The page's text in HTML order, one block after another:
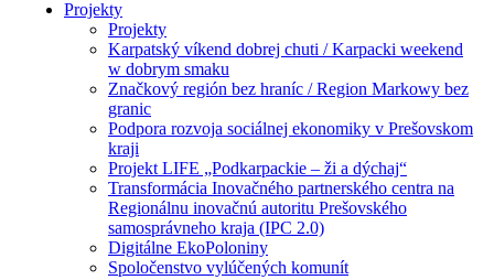
Projekty
Projekty
Karpatský víkend dobrej chuti / Karpacki weekend
w dobrym smaku
Značkový región bez hraníc / Region Markowy bez
granic
Podpora rozvoja sociálnej ekonomiky v Prešovskom
kraji
Projekt LIFE „Podkarpackie – ži a dýchaj“
Transformácia Inovačného partnerského centra na
Regionálnu inovačnú autoritu Prešovského
samosprávneho kraja (IPC 2.0)
Digitálne EkoPoloniny
Spoločenstvo vylúčených komunít